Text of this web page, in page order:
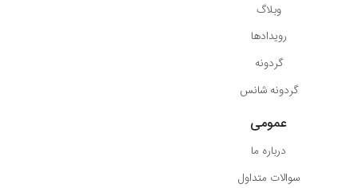
وبلاگ
رویدادها
گردونه
گردونه شانس
عمومی
درباره ما
سوالات متداول